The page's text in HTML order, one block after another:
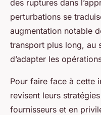
des ruptures dans
perturbations se
augmentation notable
transport plus long, au
d’adapter les
Pour faire face à cette
revisent leurs
fournisseurs et en